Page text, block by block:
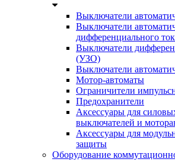
Выключатели
Выключатели
дифференциального
Выключатели
(УЗО)
Выключатели
Мотор-автоматы
Ограничители
Предохранители
Аксессуары для
выключателей и
Аксессуары для
защиты
Оборудование